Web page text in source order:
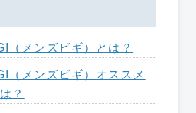
（メンズビギ）とは？
（メンズビギ）オススメ
？